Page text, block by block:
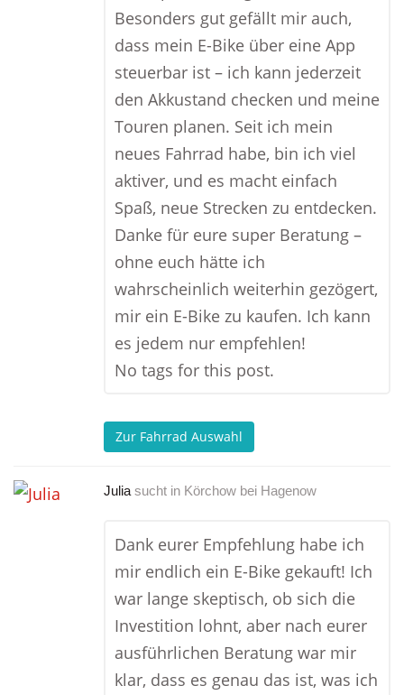
Besonders gut gefällt mir auch,
dass mein E-Bike über eine App
steuerbar ist – ich kann jederzeit
den Akkustand checken und meine
Touren planen. Seit ich mein
neues Fahrrad habe, bin ich viel
aktiver, und es macht einfach
Spaß, neue Strecken zu entdecken.
Danke für eure super Beratung –
ohne euch hätte ich
wahrscheinlich weiterhin gezögert,
mir ein E-Bike zu kaufen. Ich kann
es jedem nur empfehlen!
No tags for this post.
Zur Fahrrad Auswahl
Julia sucht in Körchow bei Hagenow
Dank eurer Empfehlung habe ich
mir endlich ein E-Bike gekauft! Ich
war lange skeptisch, ob sich die
Investition lohnt, aber nach eurer
ausführlichen Beratung war mir
klar, dass es genau das ist, was ich